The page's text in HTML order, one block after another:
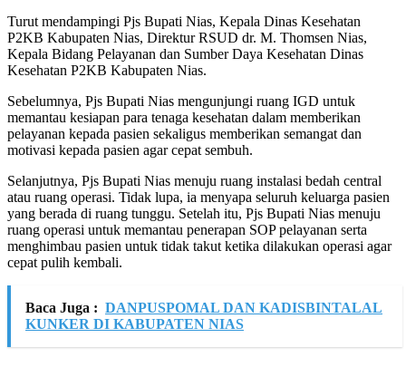
Turut mendampingi Pjs Bupati Nias, Kepala Dinas Kesehatan
P2KB Kabupaten Nias, Direktur RSUD dr. M. Thomsen Nias,
Kepala Bidang Pelayanan dan Sumber Daya Kesehatan Dinas
Kesehatan P2KB Kabupaten Nias.
Sebelumnya, Pjs Bupati Nias mengunjungi ruang IGD untuk
memantau kesiapan para tenaga kesehatan dalam memberikan
pelayanan kepada pasien sekaligus memberikan semangat dan
motivasi kepada pasien agar cepat sembuh.
Selanjutnya, Pjs Bupati Nias menuju ruang instalasi bedah central
atau ruang operasi. Tidak lupa, ia menyapa seluruh keluarga pasien
yang berada di ruang tunggu. Setelah itu, Pjs Bupati Nias menuju
ruang operasi untuk memantau penerapan SOP pelayanan serta
menghimbau pasien untuk tidak takut ketika dilakukan operasi agar
cepat pulih kembali.
Baca Juga : DANPUSPOMAL DAN KADISBINTALAL
KUNKER DI KABUPATEN NIAS